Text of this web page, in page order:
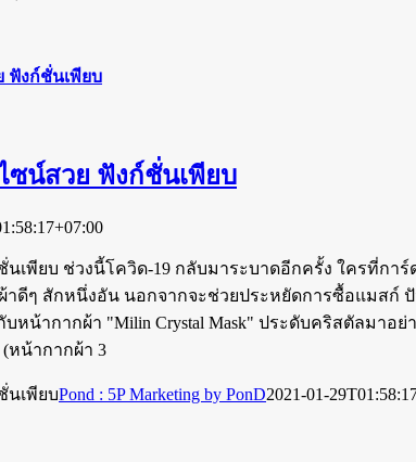
ฟังก์ชั่นเพียบ
ซน์สวย ฟังก์ชั่นเพียบ
เพียบ ช่วงนี้โควิด-19 กลับมาระบาดอีกครั้ง ใครที่กา
ดีๆ สักหนึ่งอัน นอกจากจะช่วยประหยัดการซื้อแมสก์
หน้ากากผ้า "Milin Crystal Mask" ประดับคริสตัลมา
(หน้ากากผ้า 3
นเพียบPond : 5P Marketing by PonD2021-01-